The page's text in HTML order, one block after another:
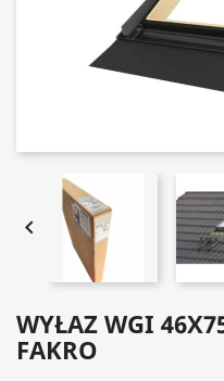

WYŁAZ WGI
FAKRO